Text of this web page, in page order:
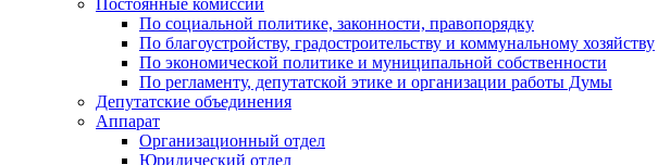
Постоянные комиссии
По социальной политике, законности, правопорядку
По благоустройству, градостроительству и коммунальному хозяйству
По экономической политике и муниципальной собственности
По регламенту, депутатской этике и организации работы Думы
Депутатские объединения
Аппарат
Организационный отдел
Юридический отдел